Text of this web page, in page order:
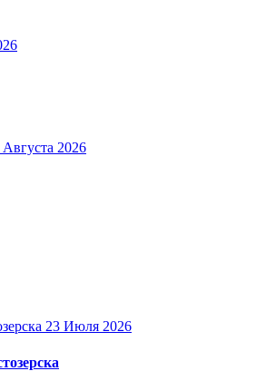
Августа 2026
23 Июля 2026